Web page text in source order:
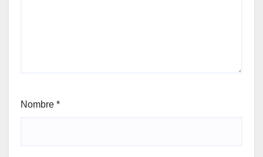
Nombre *